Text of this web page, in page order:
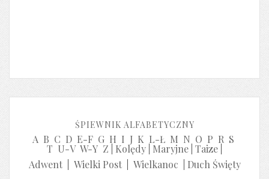
ŚPIEWNIK ALFABETYCZNY
A B C D E-F G H I J K L-Ł M N O P R S
T U-V W-Y Z Kolędy Maryjne Taize
Adwent| Wielki Post| Wielkanoc Duch Święty